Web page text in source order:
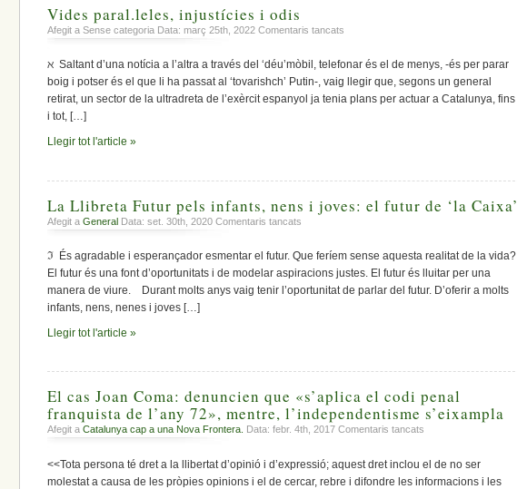
Vides paral.leles, injustícies i odis
Afegit a Sense categoria Data: març 25th, 2022 Comentaris tancats
paral.leles,
injustícies
odis
ℵ Saltant d’una notícia a l’altra a través del ‘déu’mòbil, telefonar és el de menys, -és per parar
boig i potser és el que li ha passat al ‘tovarishch’ Putin-, vaig llegir que, segons un general
retirat, un sector de la ultradreta de l’exèrcit espanyol ja tenia plans per actuar a Catalunya, fins
i tot, […]
Llegir tot l'article »
La Llibreta Futur pels infants, nens i joves: el futur de ‘la Caixa’
Afegit a General Data: set. 30th, 2020 Comentaris tancats
Llibreta
Futur
infants,
futur
‘la
Caixa’
ℑ És agradable i esperançador esmentar el futur. Que feríem sense aquesta realitat de la vida?
El futur és una font d’oportunitats i de modelar aspiracions justes. El futur és lluitar per una
manera de viure. Durant molts anys vaig tenir l’oportunitat de parlar del futur. D’oferir a molts
infants, nens, nenes i joves […]
Llegir tot l'article »
El cas Joan Coma: denuncien que «s’aplica el codi penal
franquista de l’any 72», mentre, l’independentisme s’eixampla
Afegit a Catalunya cap a una Nova Frontera. Data: febr. 4th, 2017 Comentaris tancats
cas
Joan
<<Tota persona té dret a la llibertat d’opinió i d’expressió; aquest dret inclou el de no ser
molestat a causa de les pròpies opinions i el de cercar, rebre i difondre les informacions i les